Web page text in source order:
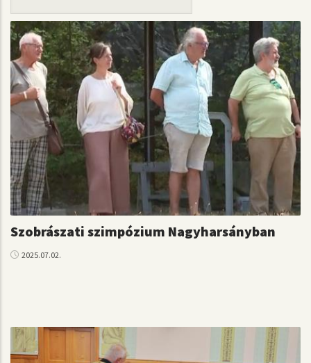
Szobrászati szimpózium Nagyharsányban
2025.07.02.